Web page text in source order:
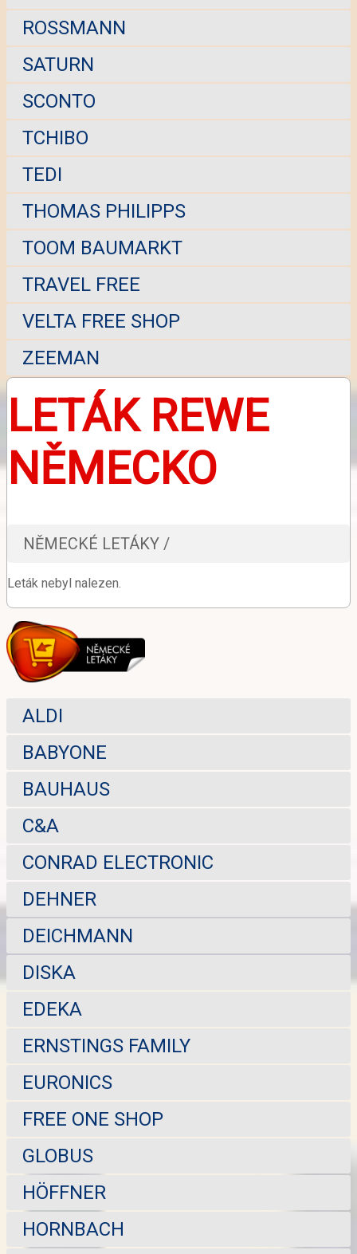
ROSSMANN
SATURN
SCONTO
TCHIBO
TEDI
THOMAS PHILIPPS
TOOM BAUMARKT
TRAVEL FREE
VELTA FREE SHOP
ZEEMAN
LETÁK REWE
NĚMECKO
NĚMECKÉ LETÁKY /
Leták nebyl nalezen.
ALDI
BABYONE
BAUHAUS
C&A
CONRAD ELECTRONIC
DEHNER
DEICHMANN
DISKA
EDEKA
ERNSTINGS FAMILY
EURONICS
FREE ONE SHOP
GLOBUS
HÖFFNER
HORNBACH